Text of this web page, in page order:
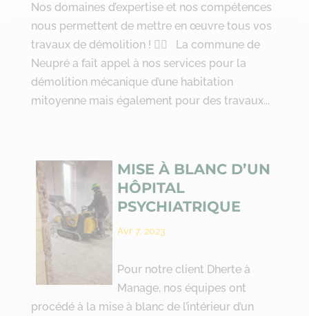
Nos domaines d’expertise et nos compétences
nous permettent de mettre en œuvre tous vos
travaux de démolition ! 👷‍♂ La commune de
Neupré a fait appel à nos services pour la
démolition mécanique d’une habitation
mitoyenne mais également pour des travaux...
MISE À BLANC D’UN
HÔPITAL
PSYCHIATRIQUE
Avr 7, 2023
Pour notre client Dherte à
Manage, nos équipes ont
procédé à la mise à blanc de l’intérieur d’un